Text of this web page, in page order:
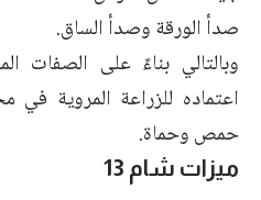
صدأ الورقة وصدأ الساق.
وبالتالي بناءً على الصفات
اعتماده للزراعة المروية
حمص وحماة.
ميزات شام 13